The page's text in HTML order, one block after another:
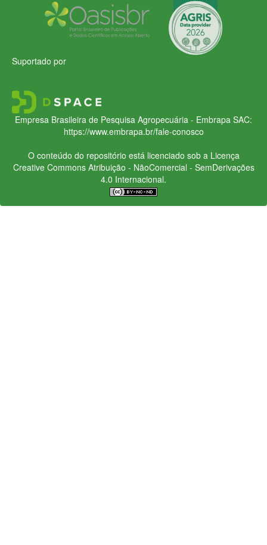
Suportado por
Empresa Brasileira de Pesquisa Agropecuária - Embrapa SAC:
https://www.embrapa.br/fale-conosco
O conteúdo do repositório está licenciado sob a Licença
Creative CommonsAtribuição - NãoComercial - SemDerivações
4.0 Internacional.